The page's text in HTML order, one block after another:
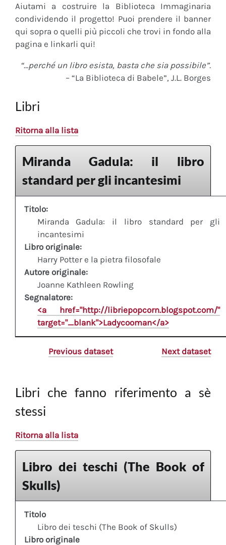
Aiutami a costruire la Biblioteca Immaginaria
condividendo il progetto! Puoi prendere il banner
qui sopra o quelli più piccoli che trovi in fondo alla
pagina e linkarli qui!
“…perché un libro esista, basta che sia possibile”.
– “La Biblioteca di Babele”, J.L. Borges
Libri
Ritorna alla lista
Miranda Gadula: il libro
standard per gli incantesimi
Titolo:
Miranda Gadula: il libro standard per gli
incantesimi
Libro originale:
Harry Potter e la pietra filosofale
Autore originale:
Joanne Kathleen Rowling
Segnalatore:
<a href="http://libriepopcorn.blogspot.com/"
target="_blank">Ladycooman</a>
Previous dataset Next dataset
Libri che fanno riferimento a sè
stessi
Ritorna alla lista
Libro dei teschi (The Book of
Skulls)
Titolo
Libro dei teschi (The Book of Skulls)
Libro originale